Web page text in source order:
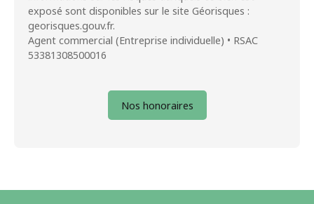
exposé sont disponibles sur le site Géorisques :
georisques.gouv.fr.
Agent commercial (Entreprise individuelle) • RSAC
53381308500016
Nos honoraires